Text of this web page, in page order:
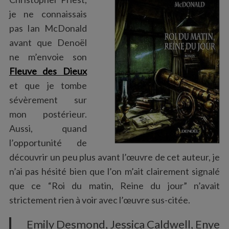
je ne connaissais
pas Ian McDonald
avant que Denoël
ne m’envoie son
Fleuve des Dieux
et que je tombe
sévèrement sur
mon postérieur.
Aussi, quand
l’opportunité de
découvrir un peu plus avant l’œuvre de cet auteur, je
n’ai pas hésité bien que l’on m’ait clairement signalé
que ce “Roi du matin, Reine du jour” n’avait
strictement rien à voir avec l’œuvre sus-citée.
Emily Desmond, Jessica Caldwell, Enye